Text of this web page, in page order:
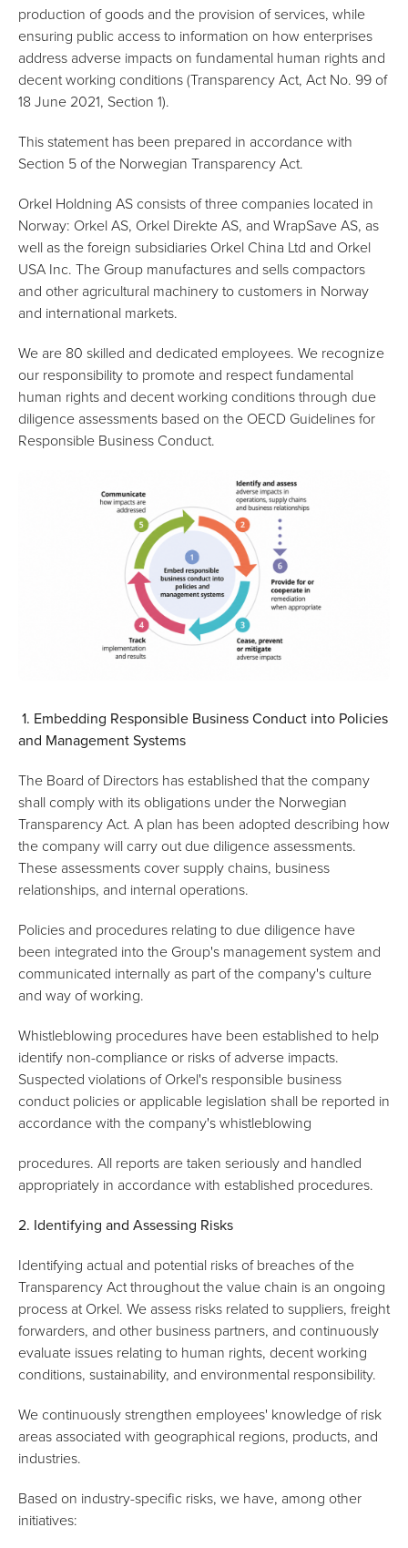
production of goods and the provision of services, while
ensuring public access to information on how enterprises
address adverse impacts on fundamental human rights and
decent working conditions (Transparency Act, Act No. 99 of
18 June 2021, Section 1).
This statement has been prepared in accordance with
Section 5 of the Norwegian Transparency Act.
Orkel Holdning AS consists of three companies located in
Norway: Orkel AS, Orkel Direkte AS, and WrapSave AS, as
well as the foreign subsidiaries Orkel China Ltd and Orkel
USA Inc. The Group manufactures and sells compactors
and other agricultural machinery to customers in Norway
and international markets.
We are 80 skilled and dedicated employees. We recognize
our responsibility to promote and respect fundamental
human rights and decent working conditions through due
diligence assessments based on the OECD Guidelines for
Responsible Business Conduct.
1. Embedding Responsible Business Conduct into Policies
and Management Systems
The Board of Directors has established that the company
shall comply with its obligations under the Norwegian
Transparency Act. A plan has been adopted describing how
the company will carry out due diligence assessments.
These assessments cover supply chains, business
relationships, and internal operations.
Policies and procedures relating to due diligence have
been integrated into the Group's management system and
communicated internally as part of the company's culture
and way of working.
Whistleblowing procedures have been established to help
identify non-compliance or risks of adverse impacts.
Suspected violations of Orkel's responsible business
conduct policies or applicable legislation shall be reported in
accordance with the company's whistleblowing
procedures. All reports are taken seriously and handled
appropriately in accordance with established procedures.
2. Identifying and Assessing Risks
Identifying actual and potential risks of breaches of the
Transparency Act throughout the value chain is an ongoing
process at Orkel. We assess risks related to suppliers, freight
forwarders, and other business partners, and continuously
evaluate issues relating to human rights, decent working
conditions, sustainability, and environmental responsibility.
We continuously strengthen employees' knowledge of risk
areas associated with geographical regions, products, and
industries.
Based on industry-specific risks, we have, among other
initiatives: